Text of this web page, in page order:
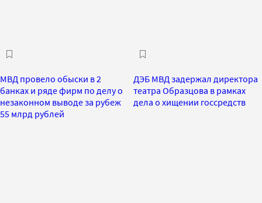
МВД провело обыски в 2
банках и ряде фирм по делу о
незаконном выводе за рубеж
55 млрд рублей
ДЭБ МВД задержал директора
театра Образцова в рамках
дела о хищении госсредств